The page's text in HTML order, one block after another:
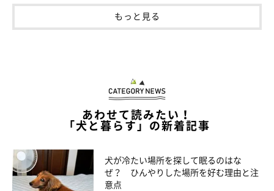
大きな物音にびっくりしたり、怖い思いをしたりしたときに、テ
ーブル下や家具の隙間など、暗くて狭い場所に隠れたがる犬もい
もっと見る
あわせて読みたい！
「犬と暮らす」の新着記事
犬が冷たい場所を探して眠るのはな
ぜ？ ひんやりした場所を好む理由と注
意点